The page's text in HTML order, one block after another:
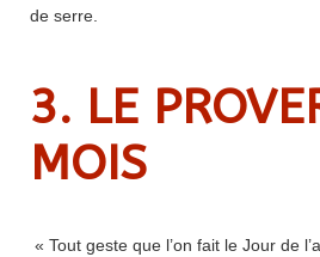
de serre.
3. LE
MOIS
« Tout geste que l’on fait le Jour de